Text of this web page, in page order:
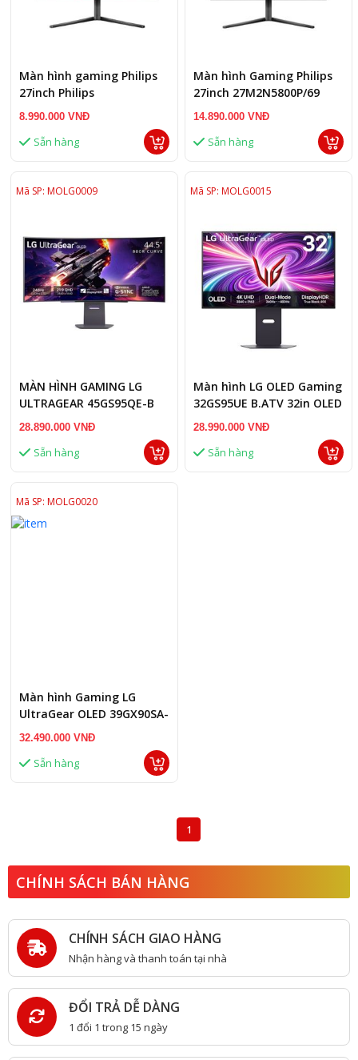
Màn hình gaming Philips
27inch Philips
27M2N3800A/01
8.990.000 VNĐ
Sẵn hàng
Màn hình Gaming Philips
27inch 27M2N5800P/69
(4K/IPS/480HZ)
14.890.000 VNĐ
Sẵn hàng
Mã SP: MOLG0009
MÀN HÌNH GAMING LG
ULTRAGEAR 45GS95QE-B
44.5
28.890.000 VNĐ
Sẵn hàng
Mã SP: MOLG0015
Màn hình LG OLED Gaming
32GS95UE B.ATV 32in OLED
UHD 240Hz 0.03ms
28.990.000 VNĐ
Sẵn hàng
Mã SP: MOLG0020
Màn hình Gaming LG
UltraGear OLED 39GX90SA-
W 39inch
32.490.000 VNĐ
Sẵn hàng
1
CHÍNH SÁCH BÁN HÀNG
CHÍNH SÁCH GIAO HÀNG
Nhận hàng và thanh toán tại nhà
ĐỔI TRẢ DỄ DÀNG
1 đổi 1 trong 15 ngày